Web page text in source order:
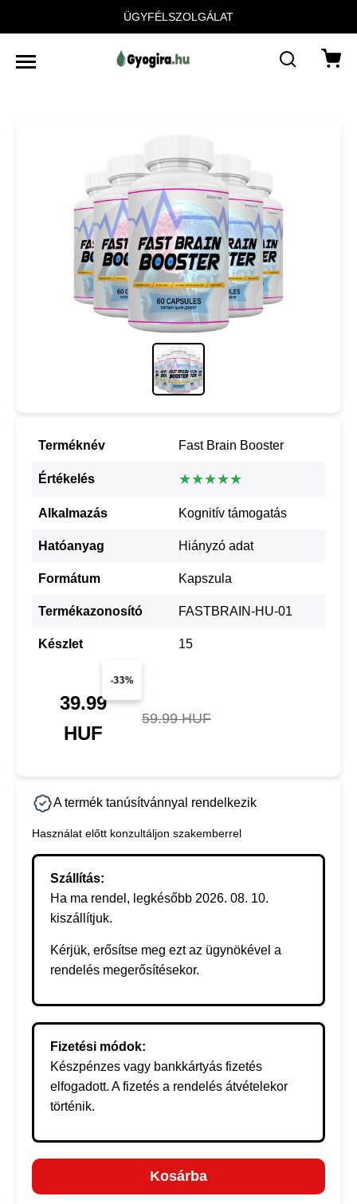
ÜGYFÉLSZOLGÁLAT
Terméknév Fast Brain Booster
Értékelés ★★★★★
Alkalmazás Kognitív támogatás
Hatóanyag Hiányzó adat
Formátum Kapszula
Termékazonosító FASTBRAIN-HU-01
Készlet 15
-33%
39.99
HUF
59.99 HUF
A termék tanúsítvánnyal rendelkezik
Használat előtt konzultáljon szakemberrel
Szállítás:
Ha ma rendel, legkésőbb 2026. 08. 10.
kiszállítjuk.
Kérjük, erősítse meg ezt az ügynökével a
rendelés megerősítésekor.
Fizetési módok:
Készpénzes vagy bankkártyás fizetés
elfogadott. A fizetés a rendelés átvételekor
történik.
Kosárba